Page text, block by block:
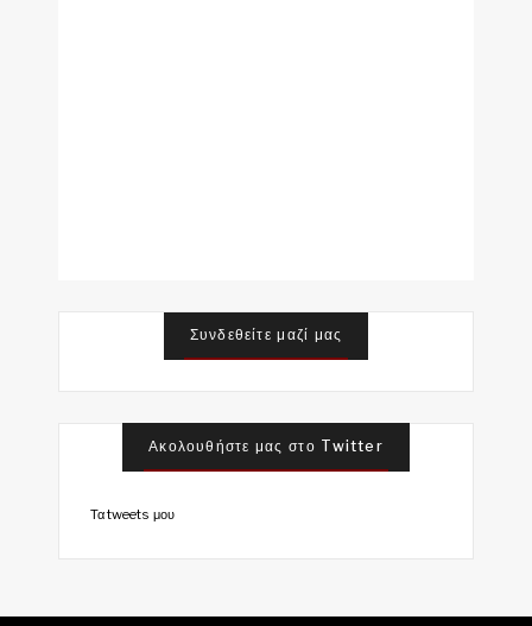
Συνδεθείτε μαζί μας
Ακολουθήστε μας στο Twitter
Τα tweets μου